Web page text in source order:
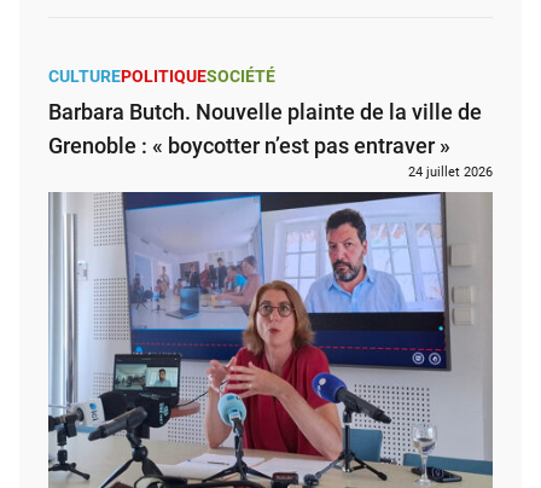
CULTUREPOLITIQUESOCIÉTÉ
Barbara Butch. Nouvelle plainte de la ville de
Grenoble : « boycotter n’est pas entraver »
24 juillet 2026